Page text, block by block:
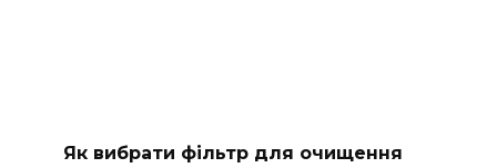
Як вибрати фільтр для очищення